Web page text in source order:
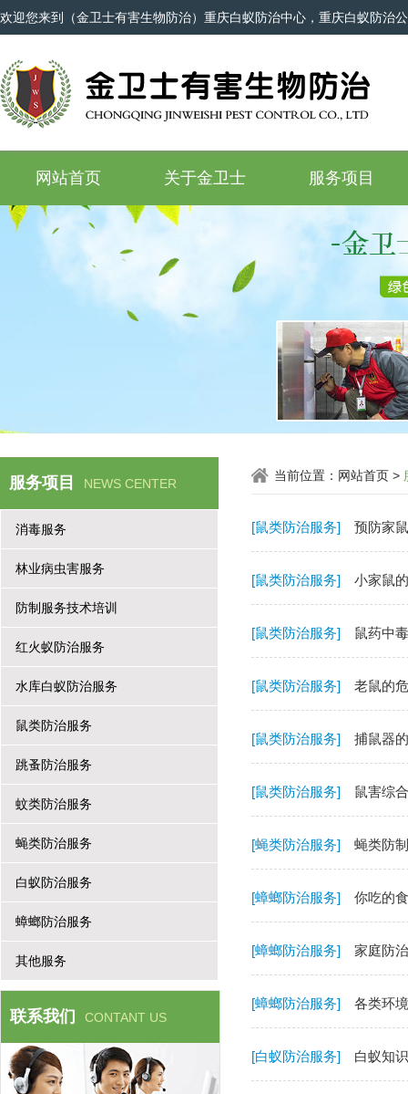
欢迎您来到（金卫士有害生物防治）重庆白蚁防治中心，重庆白蚁防治
网站首页 关于金卫士 服务项目
服务项目 NEWS CENTER
消毒服务
林业病虫害服务
防制服务技术培训
红火蚁防治服务
水库白蚁防治服务
鼠类防治服务
跳蚤防治服务
蚊类防治服务
蝇类防治服务
白蚁防治服务
蟑螂防治服务
其他服务
联系我们 CONTANT US
当前位置： 网站首页 >
[鼠类防治服务] 预防家
[鼠类防治服务] 小家鼠
[鼠类防治服务] 鼠药中
[鼠类防治服务] 老鼠的
[鼠类防治服务] 捕鼠器
[鼠类防治服务] 鼠害综
[蝇类防治服务] 蝇类防
[蟑螂防治服务] 你吃的
[蟑螂防治服务] 家庭防
[蟑螂防治服务] 各类环
[白蚁防治服务] 白蚁知